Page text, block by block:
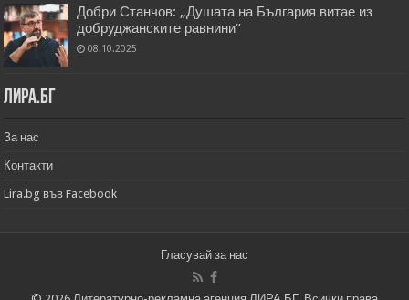
Добри Станчов: „Душата на България витае из
добруджанските равнини“
08.10.2025
Лира.бг
За нас
Контакти
Lira.bg във Facebook
Гласувай за нас